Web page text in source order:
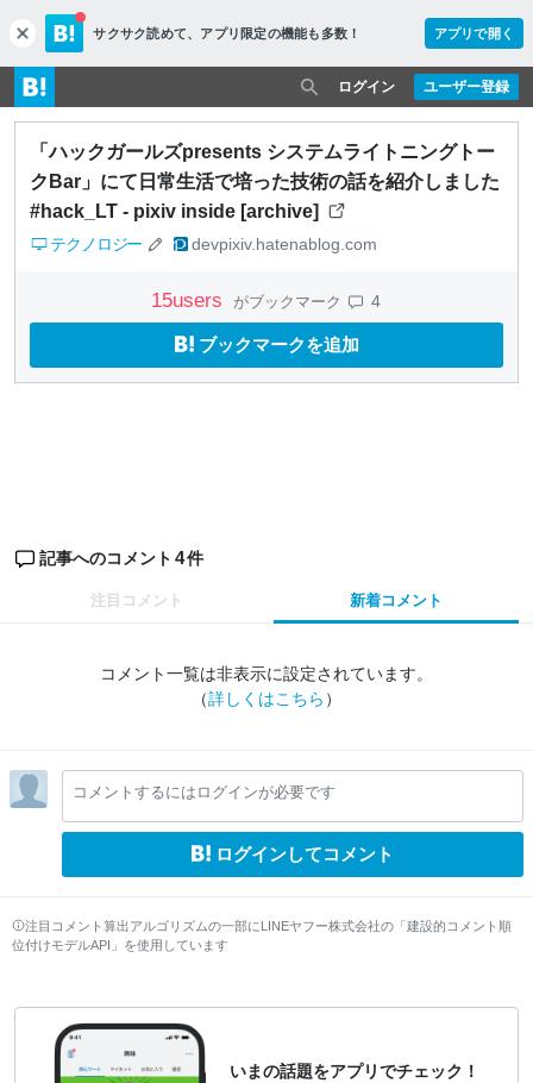
c
l
o
s
e
サクサク読めて、 アプリ限定の機能も多数！ アプリで開く
ユーザー登録
ログイン
「ハックガールズpresents システムライトニングトー
クBar」にて日常生活で培った技術の話を紹介しました
#hack_LT - pixiv inside [archive]
テクノロジー devpixiv.hatenablog.com
15users がブックマーク 4
ブックマークを追加
記事へのコメント 4件
注目コメント 新着コメント
コメント一覧は非表示に設定されています。
（詳しくはこちら ）
コメントするにはログインが必要です
ログインしてコメント
注目コメント算出アルゴリズムの一部にLINEヤフー株式会社の「建設的コメント順
位付けモデルAPI」を使用しています
いまの話題をアプリでチェック！